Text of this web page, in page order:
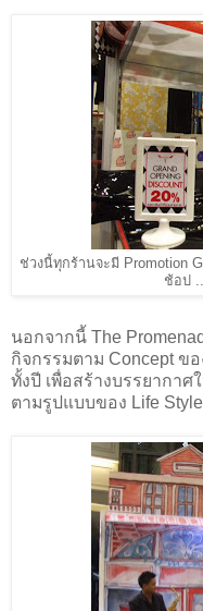
ช่วงนี้ทุกร้านจะมี Promotion
ช้อป
นอกจากนี้ The
กิจกรรมตาม Concept ข
ทั้งปี เพื่อสร้างบรรยากา
ตามรูปแบบของ Life Style